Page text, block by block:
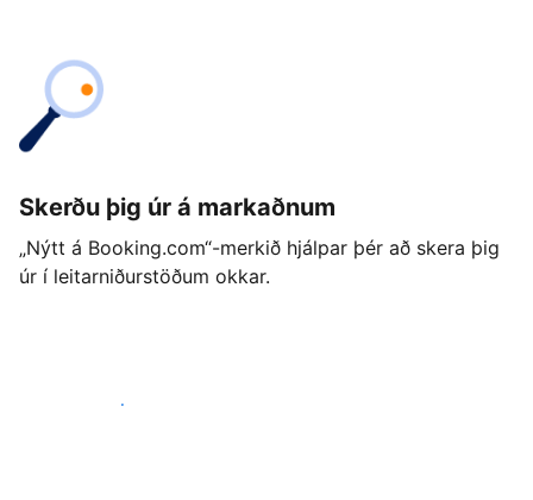
Skerðu þig úr á markaðnum
„Nýtt á Booking.com“-merkið hjálpar þér að skera þig
úr í leitarniðurstöðum okkar.
Byrjaðu strax í dag